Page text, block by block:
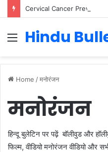
Menu
Hindu
Home /मनोरंजन
मनोरंजन
हिन्दू बुलेटिन पर पढ़ें बॉलीवुड और
फिल्म, वीडियो मनोरंजन वीडियो और